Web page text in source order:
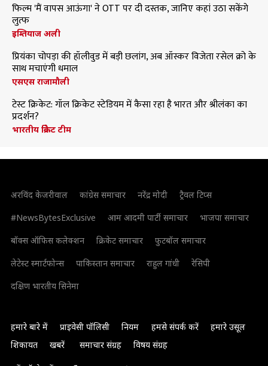
फिल्म 'मैं वापस आऊंगा' ने OTT पर दी दस्तक, जानिए कहां उठा सकेंगे
लुत्फ
इम्तियाज अली
प्रियंका चोपड़ा की हॉलीवुड में बड़ी छलांग, अब ऑस्कर विजेता रसेल क्रो के
साथ मचाएंगी धमाल
एसएस राजामौली
टेस्ट क्रिकेट: गॉल क्रिकेट स्टेडियम में कैसा रहा है भारत और श्रीलंका का
प्रदर्शन?
भारतीय क्रिकेट टीम
अरविंद केजरीवाल कांग्रेस समाचार नरेंद्र मोदी
ट्रैवल टिप्स
#NewsBytesExclusive
आम आदमी पार्टी समाचार
भाजपा समाचार
बॉक्स ऑफिस कलेक्शन
क्रिकेट समाचार
फुटबॉल समाचार
लेटेस्ट स्मार्टफोन्स
पाकिस्तान समाचार राहुल गांधी
रेसिपी
दक्षिण भारतीय सिनेमा
हमारे बारे में प्राइवेसी पॉलिसी नियम हमसे संपर्क करें
हमारे उसूल
शिकायत
खबरें समाचार संग्रह विषय संग्रह